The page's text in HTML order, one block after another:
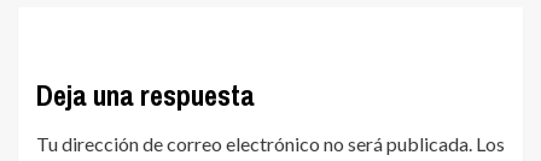
Deja una respuesta
Tu dirección de correo electrónico no será publicada. Los